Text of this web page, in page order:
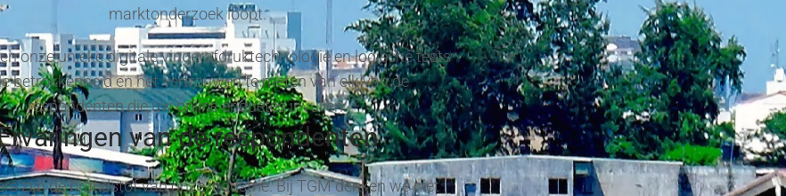
marktonderzoek loopt.
onze unieke digitale vingerafdruktechnologie en logische tests
betrokkenheid en het vertrouwen te meten van elk van de
respondenten die uw online enquêtes invullen.
van de respondenten
zijn de brandstof van onze industrie. Bij TGM denken we niet